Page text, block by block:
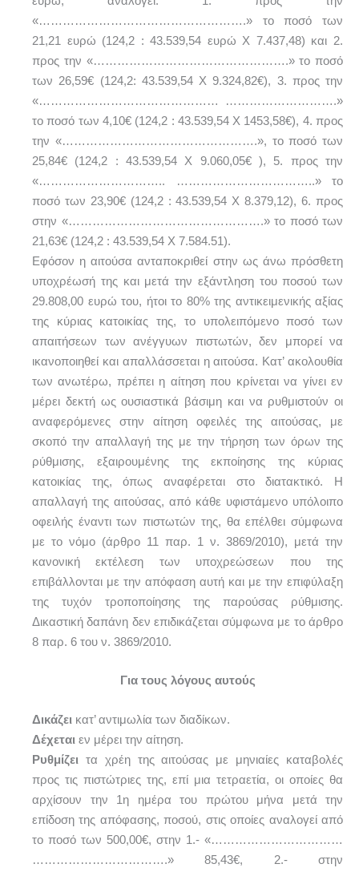
«…………………………………………….» το ποσό των
21,21 ευρώ (124,2 : 43.539,54 ευρώ Χ 7.437,48) και 2.
προς την «………………………………………….» το ποσό
των 26,59€ (124,2: 43.539,54 Χ 9.324,82€), 3. προς την
«……………………………………… ……………………….»
το ποσό των 4,10€ (124,2 : 43.539,54 Χ 1453,58€), 4. προς
την «………………………………………….», το ποσό των
25,84€ (124,2 : 43.539,54 Χ 9.060,05€ ), 5. προς την
«………………………….. ……………………………..» το
ποσό των 23,90€ (124,2 : 43.539,54 Χ 8.379,12), 6. προς
στην «………………………………………….» το ποσό των
21,63€ (124,2 : 43.539,54 Χ 7.584.51).
Εφόσον η αιτούσα ανταποκριθεί στην ως άνω πρόσθετη
υποχρέωσή της και μετά την εξάντληση του ποσού των
29.808,00 ευρώ του, ήτοι το 80% της αντικειμενικής αξίας
της κύριας κατοικίας της, το υπολειπόμενο ποσό των
απαιτήσεων των ανέγγυων πιστωτών, δεν μπορεί να
ικανοποιηθεί και απαλλάσσεται η αιτούσα. Κατ’ ακολουθία
των ανωτέρω, πρέπει η αίτηση που κρίνεται να γίνει εν
μέρει δεκτή ως ουσιαστικά βάσιμη και να ρυθμιστούν οι
αναφερόμενες στην αίτηση οφειλές της αιτούσας, με
σκοπό την απαλλαγή της με την τήρηση των όρων της
ρύθμισης, εξαιρουμένης της εκποίησης της κύριας
κατοικίας της, όπως αναφέρεται στο διατακτικό. Η
απαλλαγή της αιτούσας, από κάθε υφιστάμενο υπόλοιπο
οφειλής έναντι των πιστωτών της, θα επέλθει σύμφωνα
με το νόμο (άρθρο 11 παρ. 1 ν. 3869/2010), μετά την
κανονική εκτέλεση των υποχρεώσεων που της
επιβάλλονται με την απόφαση αυτή και με την επιφύλαξη
της τυχόν τροποποίησης της παρούσας ρύθμισης.
Δικαστική δαπάνη δεν επιδικάζεται σύμφωνα με το άρθρο
8 παρ. 6 του ν. 3869/2010.
Για τους λόγους αυτούς
Δικάζει κατ’ αντιμωλία των διαδίκων.
Δέχεται εν μέρει την αίτηση.
Ρυθμίζει τα χρέη της αιτούσας με μηνιαίες καταβολές
προς τις πιστώτριες της, επί μια τετραετία, οι οποίες θα
αρχίσουν την 1η ημέρα του πρώτου μήνα μετά την
επίδοση της απόφασης, ποσού, στις οποίες αναλογεί από
το ποσό των 500,00€, στην 1.- «……………………………
…………………………….» 85,43€, 2.- στην